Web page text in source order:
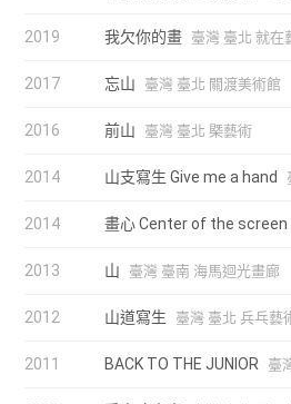
2019 我欠你的畫 臺灣 臺北 就在
2017 忘山 臺灣 臺北 關渡美術館
2016 前山 臺灣 臺北 槩藝術
2014 山支寫生 Give me a hand
2014 畫心 Center of the screen
2013 山 臺灣 臺南 海馬迴光畫廊
2012 山道寫生 臺灣 臺北 兵乓藝
2011 BACK TO THE JUNIOR 臺